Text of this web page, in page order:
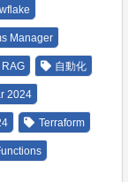
Manager
RAG 自動化
2024
Terraform